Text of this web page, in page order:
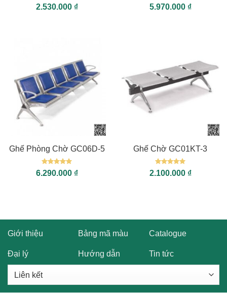
Được xếp
hạng55
2.530.000 ₫
Được xếp
hạng55
5.970.000 ₫
Ghế Phòng Chờ GC06D-5
Được xếp
hạng55
6.290.000 ₫
Ghế Chờ GC01KT-3
Được xếp
hạng55
2.100.000 ₫
Giới thiệu Bảng mã màu Catalogue
Đại lý Hướng dẫn Tin tức